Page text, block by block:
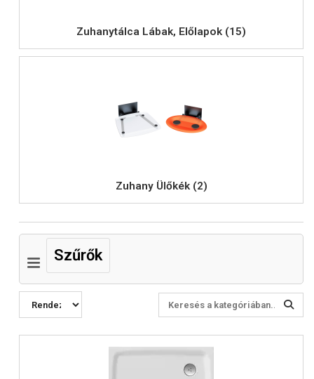
Zuhanytálca Lábak, Előlapok (15)
Zuhany Ülőkék (2)
Szűrők